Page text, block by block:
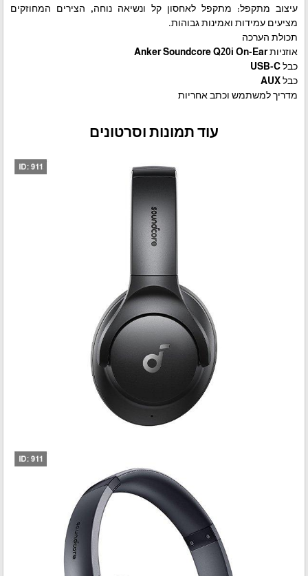
עיצוב מתקפל: מתקפל לאחסון קל ונשיאה נוחה, הצירים המחוזקים
מציעים עמידות ואמינות גבוהות.
תכולת הערכה
אוזניות Anker Soundcore Q20i On-Ear
כבל USB-C
כבל AUX
מדריך למשתמש וכתב אחריות
עוד תמונות וסרטונים